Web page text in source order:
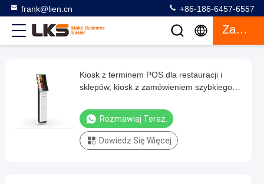
frank@lien.cn +86-186-6457-6557
Zacytować
Kiosk
terminem
POS
Kiosk z terminem POS dla restauracji i
sklepów, kiosk z zamówieniem szybkiego
Rozmawiaj Teraz.
Dowiedz Się Więcej